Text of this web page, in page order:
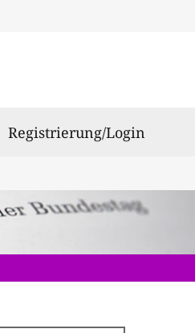
Registrierung/Login